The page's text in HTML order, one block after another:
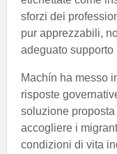
sforzi dei
pur apprezzabili,
adeguato supporto
Machín ha messo
risposte
soluzione
accogliere i
condizioni di vita